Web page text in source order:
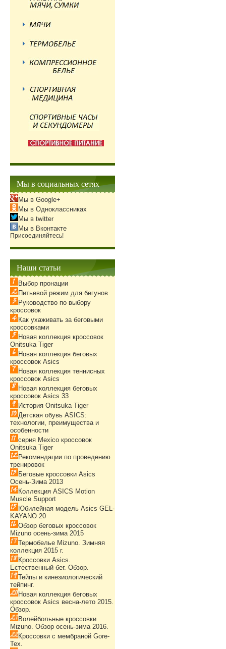
Мы в социальных сетях
Мы в Google+
Мы в Одноклассниках
Мы в twitter
Мы в Вконтакте
Присоединяйтесь!
Наши статьи
Выбор пронации
Питьевой режим для бегунов
Руководство по выбору
кроссовок
Как ухаживать за беговыми
кроссовками
Новая коллекция кроссовок
Onitsuka Tiger
Новая коллекция беговых
кроссовок Asics
Новая коллекция теннисных
кроссовок Asics
Новая коллекция беговых
кроссовок Asics 33
История Onitsuka Tiger
Детская обувь ASICS:
технологии, преимущества и
особенности
серия Mexico кроссовок
Onitsuka Tiger
Рекомендации по проведению
тренировок
Беговые кроссовки Asics
Осень-Зима 2013
Коллекция ASICS Motion
Muscle Support
Юбилейная модель Asics GEL-
KAYANO 20
Обзор беговых кроссовок
Mizuno осень-зима 2015
Термобелье Mizuno. Зимняя
коллекция 2015 г.
Кроссовки Asics.
Естественный бег. Обзор.
Тейпы и кинезиологический
тейпинг.
Новая коллекция беговых
кроссовок Asics весна-лето 2015.
Обзор.
Волейбольные кроссовки
Mizuno. Обзор осень-зима 2016.
Кроссовки с мембраной Gore-
Tex.